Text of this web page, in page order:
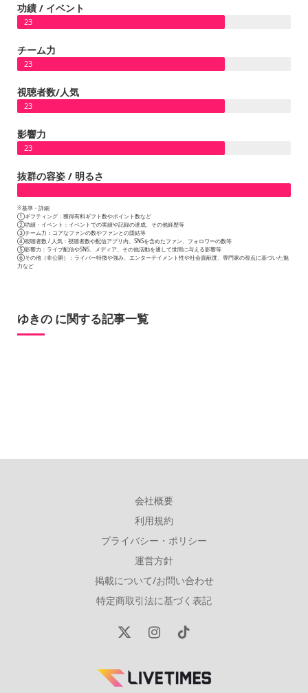
功績 / イベント
23
チーム力
23
視聴者数/人気
23
影響力
23
抜群の容姿 / 明るさ
※基準・詳細
①ギフティング：獲得有料ギフト数やポイント数など
②功績・イベント：イベントでの実績や記録の達成、その他経歴等
③チーム力：コアなファンの数やファンとの団結等
④視聴者数 / 人気：視聴者数や配信アプリ内、SNSを含めたファン、フォロワーの数等
⑤影響力：ライブ配信やSNS、メディア、その他活動を通して世間に与える影響等
⑥その他（非公開）：ライバー特徴や強み、エンターテイメント性や社会貢献度、専門家の視点に基づいた魅
力など
ゆきの に関する記事一覧
会社概要
利用規約
プライバシー・ポリシー
運営方針
掲載について/お問い合わせ
特定商取引法に基づく表記
X
InstagramTikTok